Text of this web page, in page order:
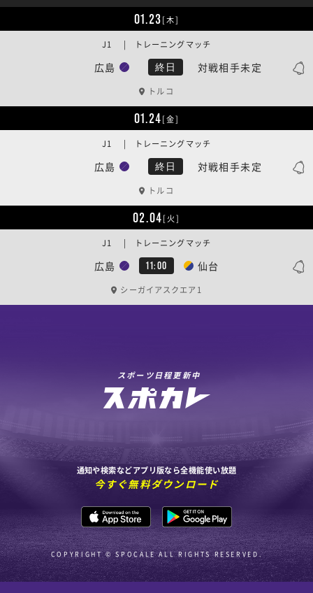
01.23[木]
広島 終日 対戦相手未定
J1 | トレーニングマッチ
トルコ
01.24[金]
広島 終日 対戦相手未定
J1 | トレーニングマッチ
トルコ
02.04[火]
広島 11:00 仙台
J1 | トレーニングマッチ
シーガイアスクエア1
スポーツ日程更新中
通知や検索などアプリ版なら全機能使い放題
今すぐ無料ダウンロード
COPYRIGHT © SPOCALE ALL RIGHTS RESERVED.